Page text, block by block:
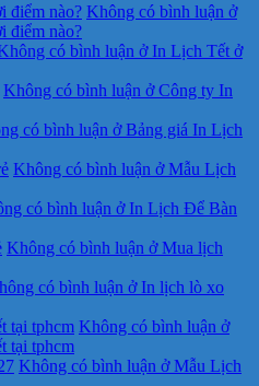
điểm nào? Không có bình luận ở
điểm nào?
có bình luận ở In Lịch Tết ở
Không có bình luận ở Công ty In
có bình luận ở Bảng giá In Lịch
Không có bình luận ở Mẫu Lịch
có bình luận ở In Lịch Để Bàn
Không có bình luận ở Mua lịch
có bình luận ở In lịch lò xo
tại tphcm Không có bình luận ở
tại tphcm
Không có bình luận ở Mẫu Lịch